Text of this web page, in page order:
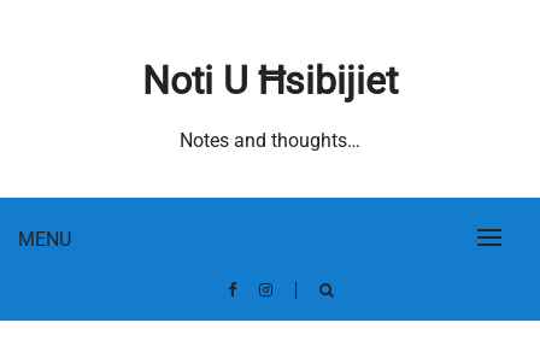
MENU
Noti U Ħsibijiet
Notes and thoughts…